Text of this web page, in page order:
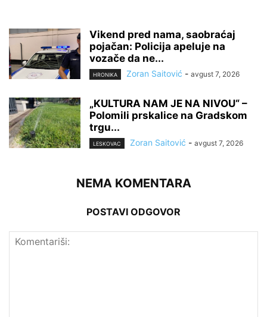
Vikend pred nama, saobraćaj
pojačan: Policija apeluje na
vozače da ne...
HRONIKA Zoran Saitović - avgust 7, 2026
„KULTURA NAM JE NA NIVOU“ –
Polomili prskalice na Gradskom
trgu...
LESKOVAC Zoran Saitović - avgust 7, 2026
NEMA KOMENTARA
POSTAVI ODGOVOR